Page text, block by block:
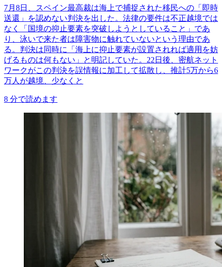
7月8日、スペイン最高裁は海上で捕捉された移民への「即時
送還」を認めない判決を出した。法律の要件は不正越境では
なく「国境の抑止要素を突破しようとしていること」であ
り、泳いで来た者は障害物に触れていないという理由であ
る。判決は同時に「海上に抑止要素が設置されれば適用を妨
げるものは何もない」と明記していた。22日後、密航ネット
ワークがこの判決を誤情報に加工して拡散し、推計5万から6
万人が越境、少なくと
8 分で読めます